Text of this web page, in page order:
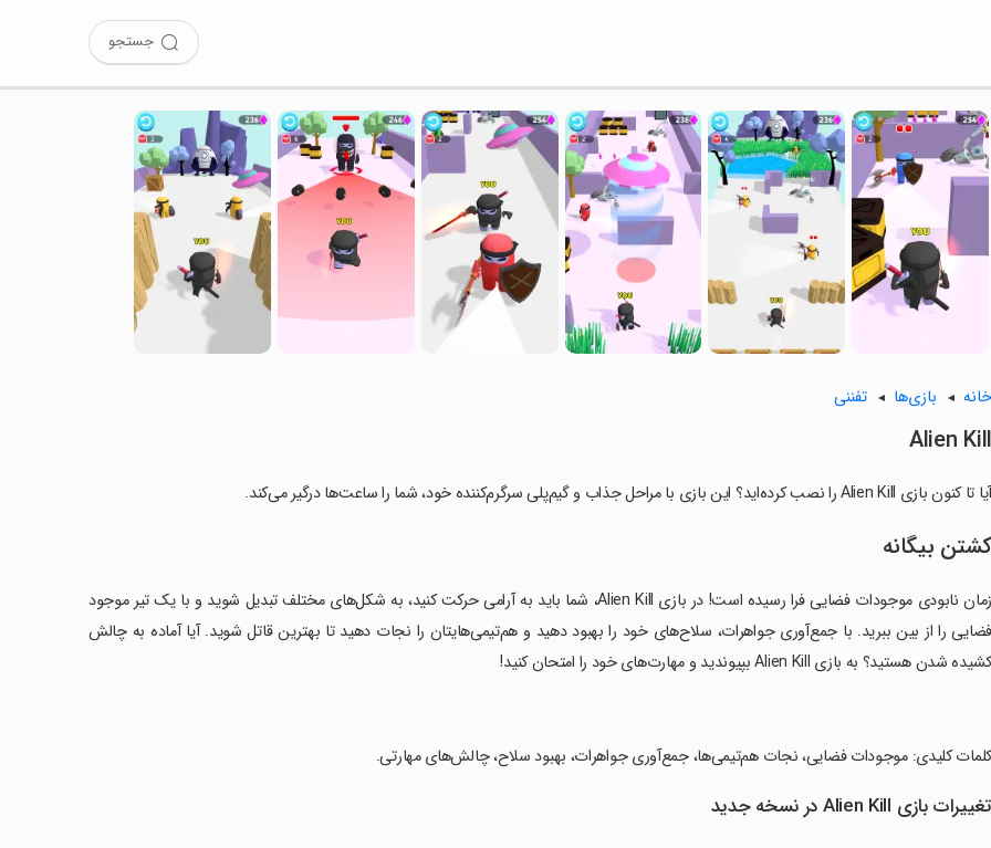
جستجو
خانه بازی‌ها تفننی
Alien Kill
آیا تا کنون بازی Alien Kill را نصب کرده‌اید؟ این بازی با مراحل جذاب و گیم‌پلی سرگرم‌کننده خود، شما را ساعت‌ها درگیر می‌کند.
کشتن بیگانه
زمان نابودی موجودات فضایی فرا رسیده است! در بازی Alien Kill، شما باید به آرامی حرکت کنید، به شکل‌های مختلف تبدیل شوید و با یک تیر موجود
فضایی را از بین ببرید. با جمع‌آوری جواهرات، سلاح‌های خود را بهبود دهید و هم‌تیمی‌هایتان را نجات دهید تا بهترین قاتل شوید. آیا آماده به چالش
کشیده شدن هستید؟ به بازی Alien Kill بپیوندید و مهارت‌های خود را امتحان کنید!
‏کلمات کلیدی: موجودات فضایی، نجات هم‌تیمی‌ها، جمع‌آوری جواهرات، بهبود سلاح، چالش‌های مهارتی.
تغییرات بازی Alien Kill در نسخه جدید